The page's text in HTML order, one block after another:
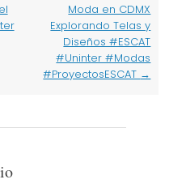
Moda en CDMX
Explorando Telas y
Diseños #ESCAT
#Uninter #Modas
#ProyectosESCAT →